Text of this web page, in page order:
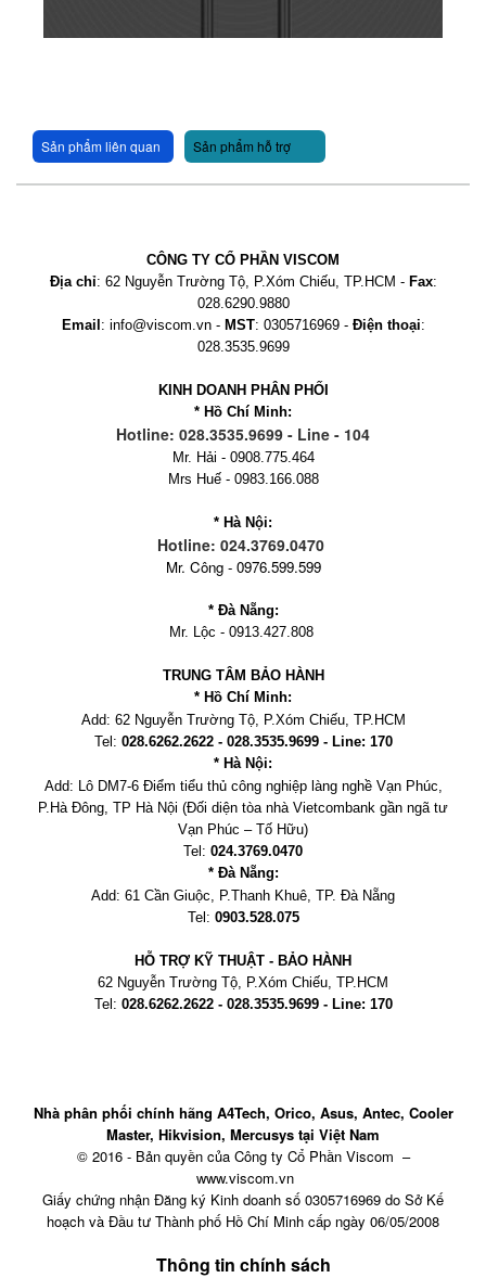
Sản phẩm liên quan Sản phẩm hỗ trợ
CÔNG TY CỔ PHẦN VISCOM
Địa chỉ: 62 Nguyễn Trường Tộ, P.Xóm Chiếu, TP.HCM - Fax:
028.6290.9880
Email : info@viscom.vn - MST: 0305716969 - Điện thoại:
028.3535.9699
KINH DOANH PHÂN PHỐI
* Hồ Chí Minh:
Hotline: 028.3535.9699 - Line - 104
Mr. Hải - 0908.775.464
Mrs Huế - 0983.166.088
* Hà Nội:
Hotline: 024.3769.0470
Mr. Công - 0976.599.599
* Đà Nẵng:
Mr. Lộc - 0913.427.808
TRUNG TÂM BẢO HÀNH
* Hồ Chí Minh:
Add: 62 Nguyễn Trường Tộ, P.Xóm Chiếu, TP.HCM
Tel: 028.6262.2622 - 028.3535.9699 - Line: 170
* Hà Nội:
Add: Lô DM7-6 Điểm tiểu thủ công nghiệp làng nghề Vạn Phúc,
P.Hà Đông, TP Hà Nội (Đối diện tòa nhà Vietcombank gần ngã tư
Vạn Phúc – Tố Hữu)
Tel: 024.3769.0470
* Đà Nẵng:
Add: 61 Cần Giuộc, P.Thanh Khuê, TP. Đà Nẵng
Tel: 0903.528.075
HỖ TRỢ KỸ THUẬT - BẢO HÀNH
62 Nguyễn Trường Tộ, P.Xóm Chiếu, TP.HCM
Tel: 028.6262.2622 - 028.3535.9699 - Line: 170
Nhà phân phối chính hãng A4Tech, Orico, Asus, Antec, Cooler
Master, Hikvision, Mercusys tại Việt Nam
© 2016 - Bản quyền của Công ty Cổ Phần Viscom –
www.viscom.vn
Giấy chứng nhận Đăng ký Kinh doanh số 0305716969 do Sở Kế
hoạch và Đầu tư Thành phố Hồ Chí Minh cấp ngày 06/05/2008
Thông tin chính sách